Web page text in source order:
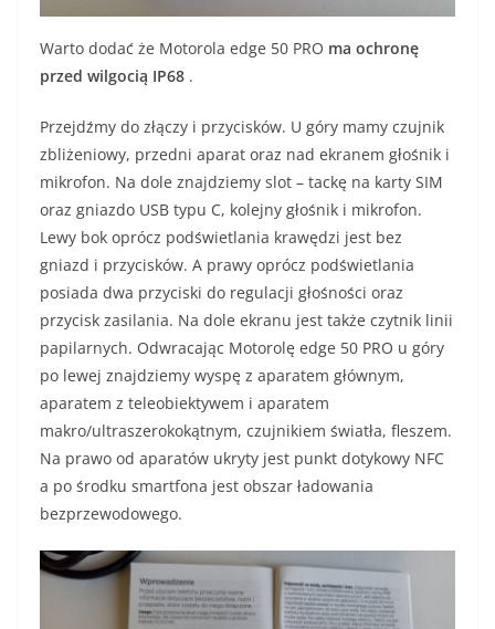
Warto dodać że Motorola edge 50 PRO ma ochronę
przed wilgocią IP68 .
Przejdźmy do złączy i przycisków. U góry mamy czujnik
zbliżeniowy, przedni aparat oraz nad ekranem głośnik i
mikrofon. Na dole znajdziemy slot – tackę na karty SIM
oraz gniazdo USB typu C, kolejny głośnik i mikrofon.
Lewy bok oprócz podświetlania krawędzi jest bez
gniazd i przycisków. A prawy oprócz podświetlania
posiada dwa przyciski do regulacji głośności oraz
przycisk zasilania. Na dole ekranu jest także czytnik linii
papilarnych. Odwracając Motorolę edge 50 PRO u góry
po lewej znajdziemy wyspę z aparatem głównym,
aparatem z teleobiektywem i aparatem
makro/ultraszerokokątnym, czujnikiem światła, fleszem.
Na prawo od aparatów ukryty jest punkt dotykowy NFC
a po środku smartfona jest obszar ładowania
bezprzewodowego.